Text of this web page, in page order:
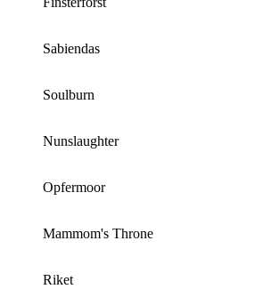
Sabiendas
Soulburn
Nunslaughter
Opfermoor
Mammom's Throne
Riket